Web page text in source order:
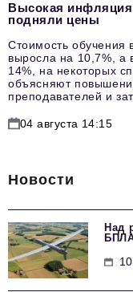
Высокая
подняли цены
Стоимость обучения
выросла на 10,7%, а
14%, на некоторых
объясняют
преподавателей и
04 августа 14:15
Новости
Над